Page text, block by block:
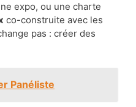
expo, ou une charte
co-construite avec les
pas : créer des
Panéliste